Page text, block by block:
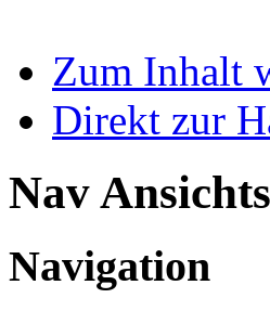
Zum Inhalt
Direkt zur
Nav
Navigation